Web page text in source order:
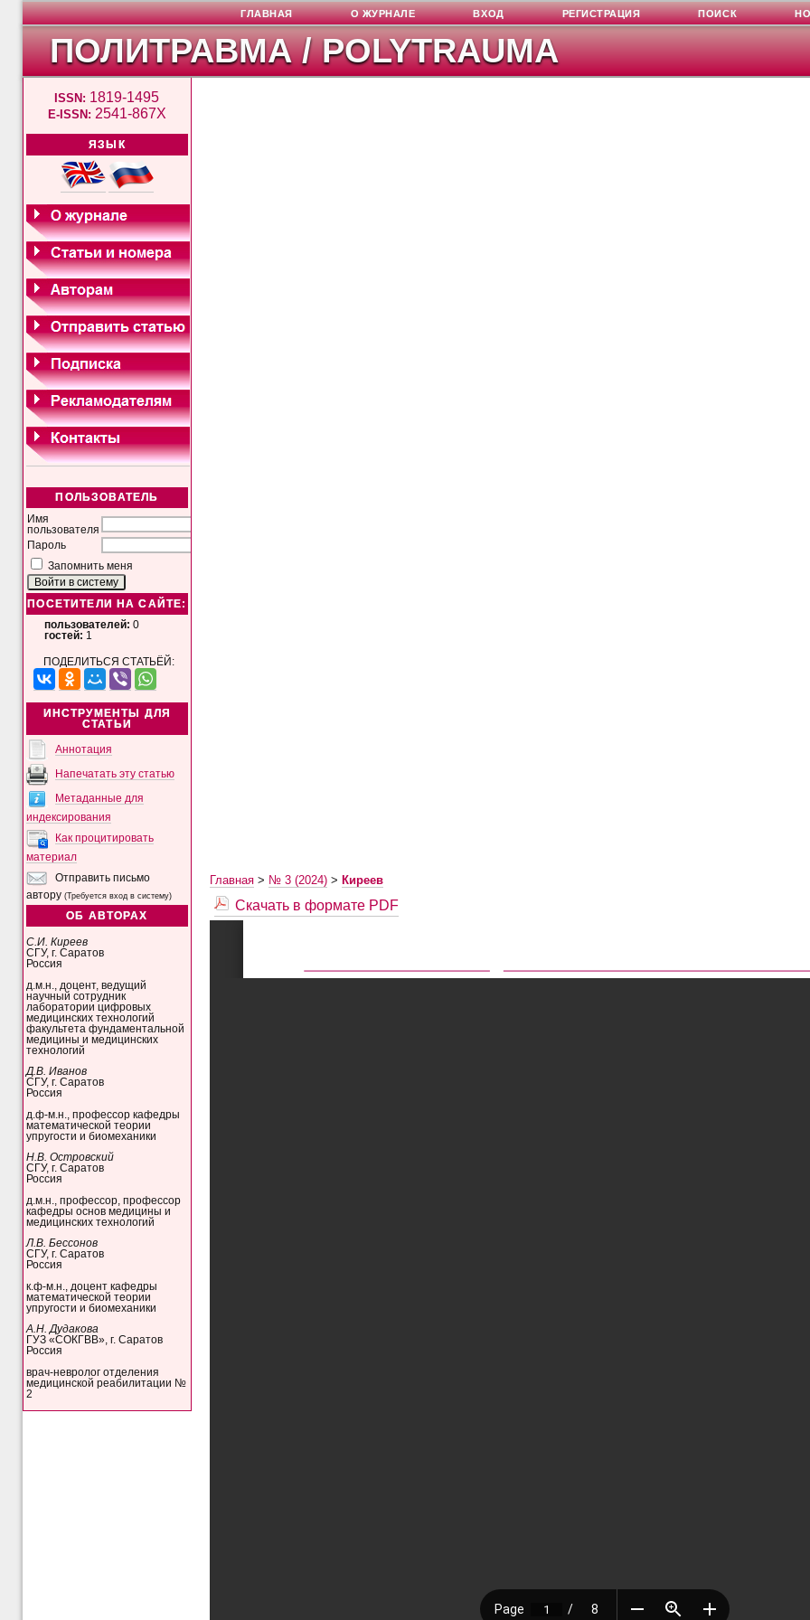
ПОЛИТРАВМА / POLYTRAUMA
ISSN: 1819-1495
E-ISSN: 2541-867X
ЯЗЫК
ПОЛЬЗОВАТЕЛЬ
Имя
пользователя
Пароль
Запомнить меня
ПОСЕТИТЕЛИ НА САЙТЕ:
пользователей: 0
гостей: 1
ПОДЕЛИТЬСЯ СТАТЬЁЙ:
ИНСТРУМЕНТЫ ДЛЯ
СТАТЬИ
Аннотация
Напечатать эту статью
Метаданные для
индексирования
Как процитировать
материал
Отправить письмо
автору(Требуется вход в систему)
ОБ АВТОРАХ
С.И. Киреев
СГУ, г. Саратов
Россия
д.м.н., доцент, ведущий
научный сотрудник
лаборатории цифровых
медицинских технологий
факультета фундаментальной
медицины и медицинских
технологий
Д.В. Иванов
СГУ, г. Саратов
Россия
д.ф-м.н., профессор кафедры
математической теории
упругости и биомеханики
Н.В. Островский
СГУ, г. Саратов
Россия
д.м.н., профессор, профессор
кафедры основ медицины и
медицинских технологий
Л.В. Бессонов
СГУ, г. Саратов
Россия
к.ф-м.н., доцент кафедры
математической теории
упругости и биомеханики
А.Н. Дудакова
ГУЗ «СОКГВВ», г. Саратов
Россия
врач-невролог отделения
медицинской реабилитации №
2
ГЛАВНАЯ О ЖУРНАЛЕ ВХОД РЕГИСТРАЦИЯ ПОИСК
Главная> № 3 (2024)> Киреев
Скачать в формате PDF